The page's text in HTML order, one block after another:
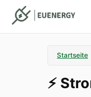
Startseite
⚡️